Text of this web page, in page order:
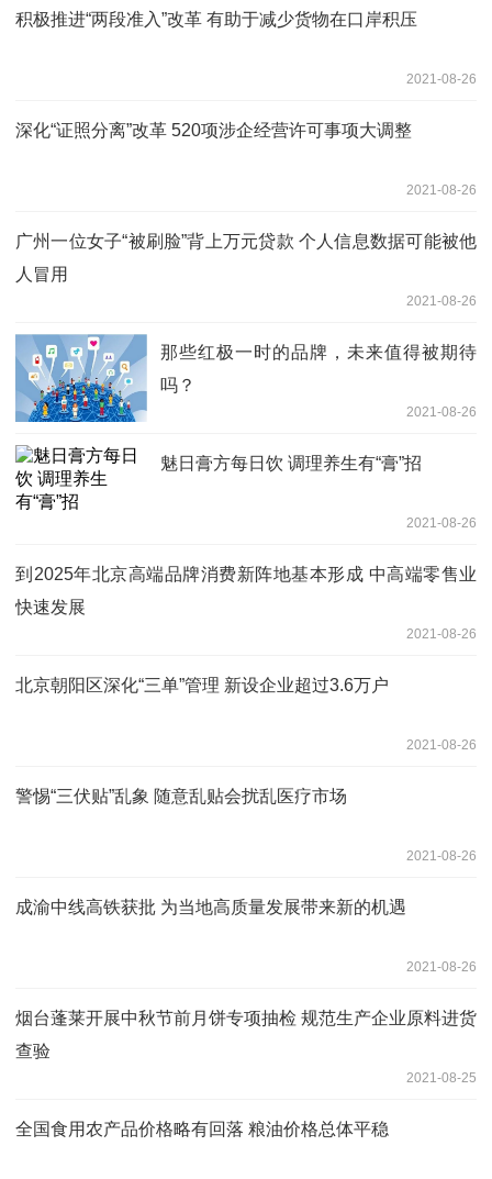
积极推进“两段准入”改革 有助于减少货物在口岸积压
2021-08-26
深化“证照分离”改革 520项涉企经营许可事项大调整
2021-08-26
广州一位女子“被刷脸”背上万元贷款 个人信息数据可能被他
人冒用
2021-08-26
那些红极一时的品牌，未来值得被期待
吗？
2021-08-26
魅日膏方每日饮 调理养生有“膏”招
2021-08-26
到2025年北京高端品牌消费新阵地基本形成 中高端零售业
快速发展
2021-08-26
北京朝阳区深化“三单”管理 新设企业超过3.6万户
2021-08-26
警惕“三伏贴”乱象 随意乱贴会扰乱医疗市场
2021-08-26
成渝中线高铁获批 为当地高质量发展带来新的机遇
2021-08-26
烟台蓬莱开展中秋节前月饼专项抽检 规范生产企业原料进货
查验
2021-08-25
全国食用农产品价格略有回落 粮油价格总体平稳